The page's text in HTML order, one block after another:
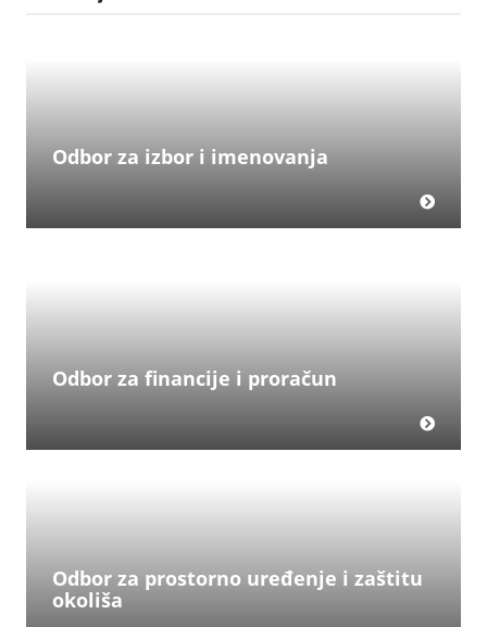
Odbor za izbor i imenovanja
Odbor za financije i proračun
Odbor za prostorno uređenje i zaštitu
okoliša